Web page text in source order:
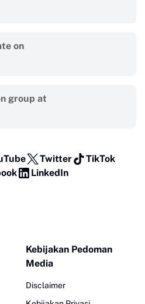
on
group at
Twitter
TikTok
LinkedIn
Kebijakan Pedoman
Media
Disclaimer